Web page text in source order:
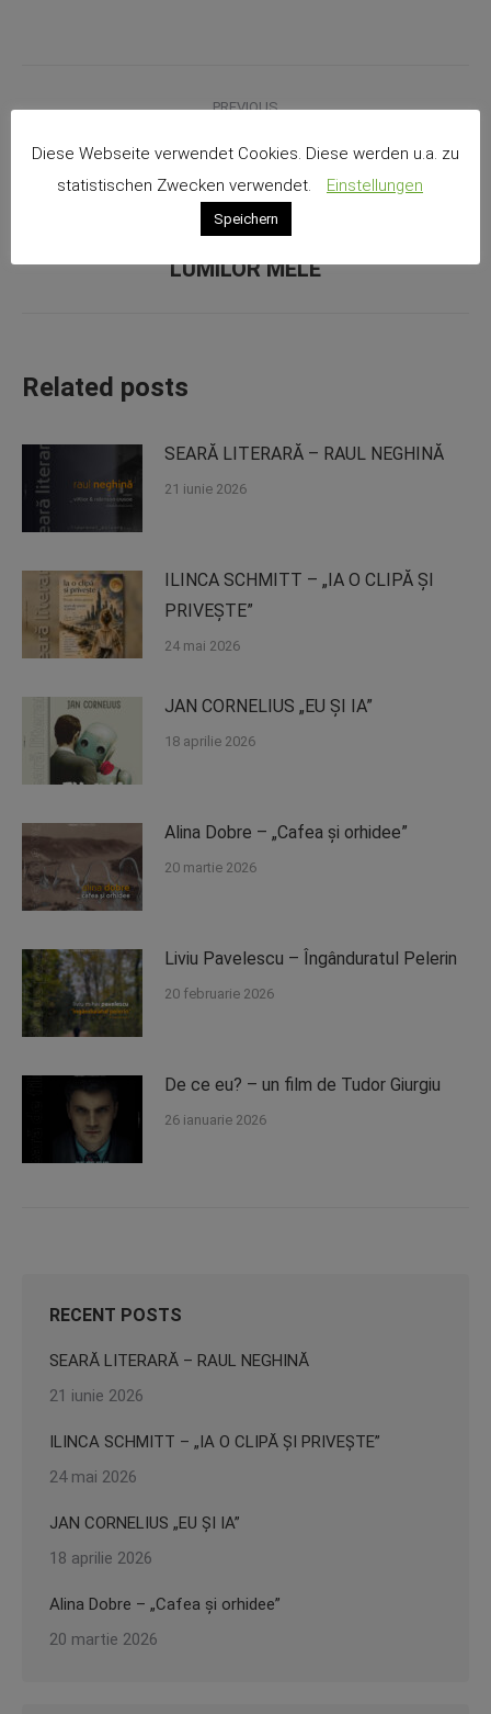
navigation
PREVIOUS
SERBARE CRĂCIUN 2023
NEXT
post:
RALUCA POENARU – POVESTEA TĂCUTĂ A
LUMILOR MELE
Related posts
SEARĂ LITERARĂ – RAUL NEGHINĂ
21 iunie 2026
ILINCA SCHMITT – „IA O CLIPĂ ȘI
PRIVEȘTE”
24 mai 2026
JAN CORNELIUS „EU ȘI IA”
18 aprilie 2026
Alina Dobre – „Cafea și orhidee”
20 martie 2026
Liviu Pavelescu – Îngânduratul Pelerin
20 februarie 2026
De ce eu? – un film de Tudor Giurgiu
26 ianuarie 2026
RECENT POSTS
SEARĂ LITERARĂ – RAUL NEGHINĂ
21 iunie 2026
ILINCA SCHMITT – „IA O CLIPĂ ȘI PRIVEȘTE”
24 mai 2026
JAN CORNELIUS „EU ȘI IA”
18 aprilie 2026
Alina Dobre – „Cafea și orhidee”
20 martie 2026
Diese Webseite verwendet Cookies. Diese werden u.a. zu
statistischen Zwecken verwendet.
Einstellungen
Speichern